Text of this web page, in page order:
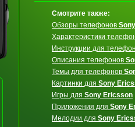
Смотрите также:
Обзоры телефонов
Характеристики
Инструкции для
Описания телефонов
Темы для телефонов
Картинки для Sony
Игры для Sony Ericsson
Приложения для Sony
Мелодии для Sony